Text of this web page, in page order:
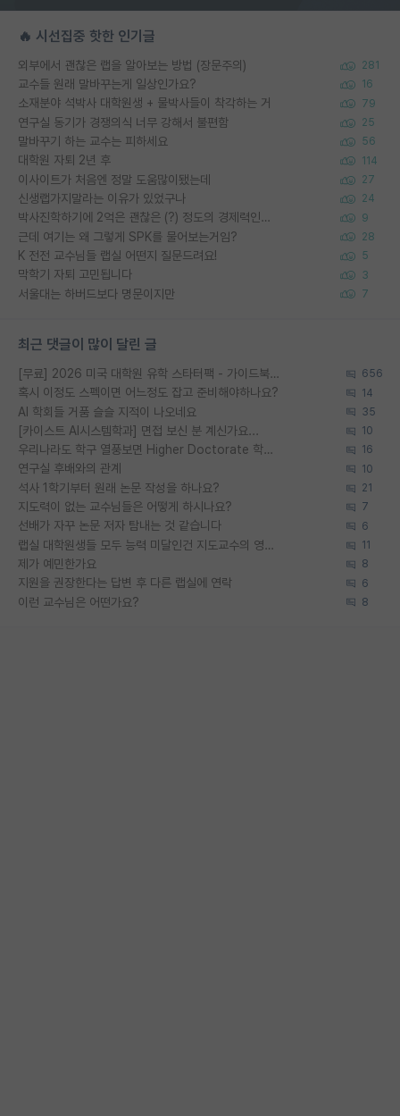
🔥 시선집중 핫한 인기글
외부에서 괜찮은 랩을 알아보는 방법 (장문주의) 281
교수들 원래 말바꾸는게 일상인가요? 16
소재분야 석박사 대학원생 + 물박사들이 착각하는 거 79
연구실 동기가 경쟁의식 너무 강해서 불편함 25
말바꾸기 하는 교수는 피하세요 56
대학원 자퇴 2년 후 114
이사이트가 처음엔 정말 도움많이됐는데 27
신생랩가지말라는 이유가 있었구나 24
박사진학하기에 2억은 괜찮은 (?) 정도의 경제력인가요 9
근데 여기는 왜 그렇게 SPK를 물어보는거임? 28
K 전전 교수님들 랩실 어떤지 질문드려요! 5
막학기 자퇴 고민됩니다 3
서울대는 하버드보다 명문이지만 7
최근 댓글이 많이 달린 글
[무료] 2026 미국 대학원 유학 스타터팩 - 가이드북 & 합격자 컨택메일 템플릿 656
혹시 이정도 스펙이면 어느정도 잡고 준비해야하나요? 14
AI 학회들 거품 슬슬 지적이 나오네요 35
[카이스트 AI시스템학과] 면접 보신 분 계신가요... 10
우리나라도 학구 열풍보면 Higher Doctorate 학위가 필요하다고 봅니다. 16
연구실 후배와의 관계 10
석사 1학기부터 원래 논문 작성을 하나요? 21
지도력이 없는 교수님들은 어떻게 하시나요? 7
선배가 자꾸 논문 저자 탐내는 것 같습니다 6
랩실 대학원생들 모두 능력 미달인건 지도교수의 영향 아닌가? 11
제가 예민한가요 8
지원을 권장한다는 답변 후 다른 랩실에 연락 6
이런 교수님은 어떤가요? 8